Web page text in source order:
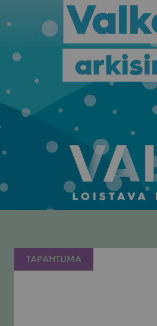
TAPAHTUMA